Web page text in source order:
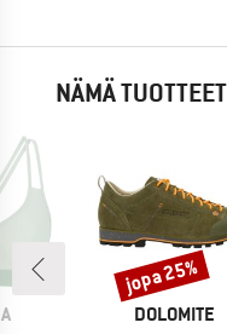
NÄMÄ
MERKKI
DOLOMITE
Alennus
jopa 25%